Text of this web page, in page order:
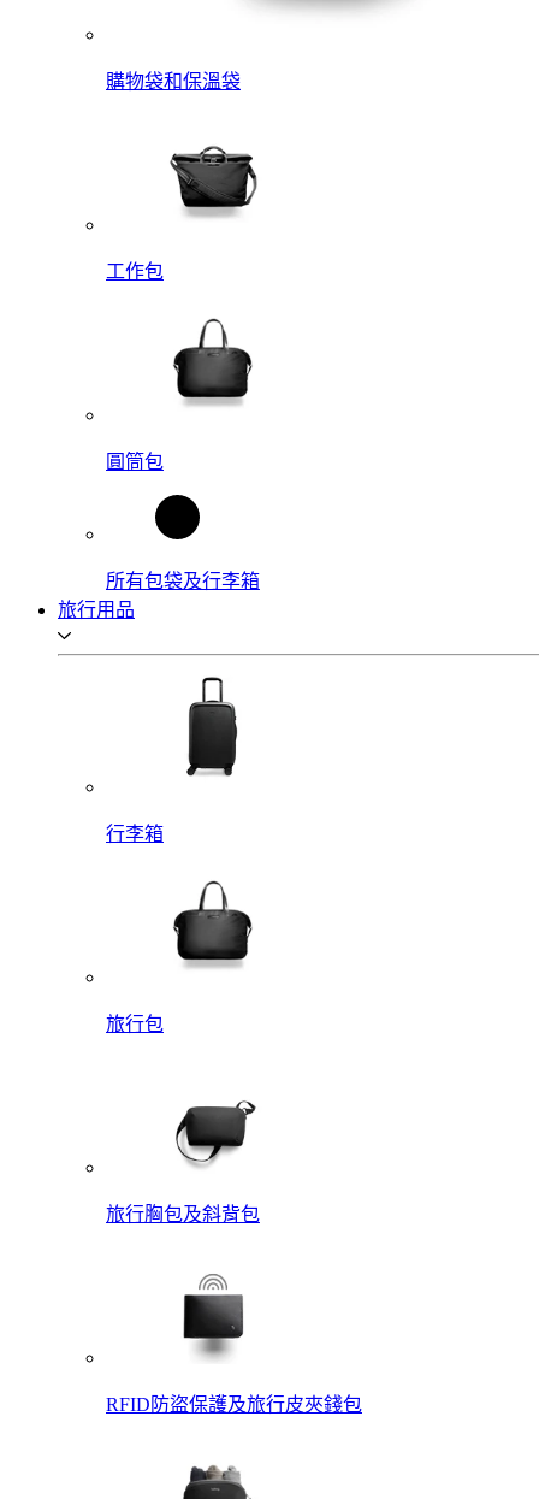
購物袋和保溫袋
工作包
圓筒包
所有包袋及行李箱
旅行用品
行李箱
旅行包
旅行胸包及斜背包
RFID防盜保護及旅行皮夾錢包